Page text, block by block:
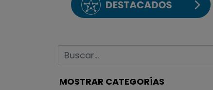
MOSTRAR CATEGORÍAS